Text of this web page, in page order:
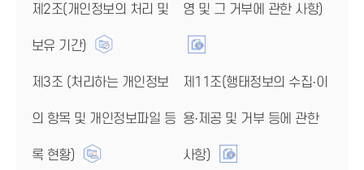
제2조(개인정보의 처리 및
보유 기간)
제3조 (처리하는 개인정보
의 항목 및 개인정보파일 등
록 현황)
영 및 그 거부에 관한 사항)
제11조(행태정보의 수집·이
용·제공 및 거부 등에 관한
사항)